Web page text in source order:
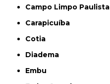
Campo Limpo Paulista
Carapicuíba
Cotia
Diadema
Embu